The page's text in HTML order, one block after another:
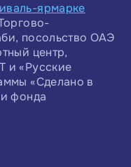
ярмарке
посольство ОАЭ
центр,
и «Русские
«Сделано в
фонда